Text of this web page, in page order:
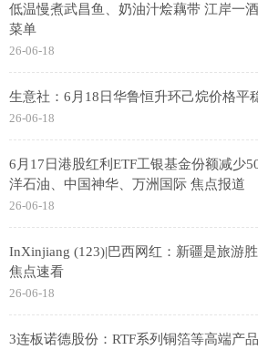
低温慢煮武昌鱼、奶油汁烩藕带 江岸一
菜单
26-06-18
生意社：6月18日华鲁恒升环己烷价格平
26-06-18
6月17日港股红利ETF工银基金份额减少
洋石油、中国神华、万洲国际 焦点报道
26-06-18
InXinjiang (123)|巴西网红：新疆是旅游
焦点速看
26-06-18
3连板诺德股份：RTF系列铜箔等高端产